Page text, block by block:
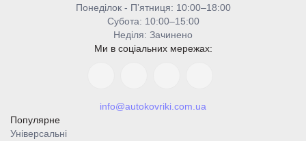
Понеділок - Пʼятниця: 10:00–18:00
Cубота: 10:00–15:00
Неділя: Зачинено
Ми в соціальних мережах:
info@autokovriki.com.ua
Популярне
Універсальні